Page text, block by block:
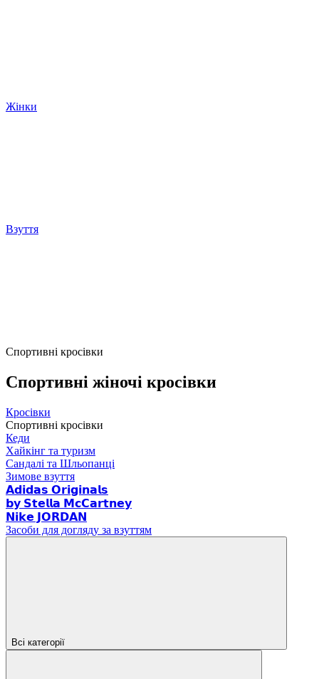
Жінки
Взуття
Спортивні кросівки
Спортивні жіночі кросівки
Кросівки
Спортивні кросівки
Кеди
Хайкінг та туризм
Сандалі та Шльопанці
Зимове взуття
𝗔𝗱𝗶𝗱𝗮𝘀 𝗢𝗿𝗶𝗴𝗶𝗻𝗮𝗹𝘀
𝗯𝘆 𝗦𝘁𝗲𝗹𝗹𝗮 𝗠𝗰𝗖𝗮𝗿𝘁𝗻𝗲𝘆
𝗡𝗶𝗸𝗲 𝗝𝗢𝗥𝗗𝗔𝗡
Засоби для догляду за взуттям
Всі категорії